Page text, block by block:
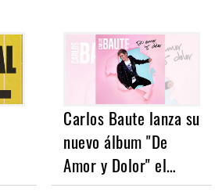
Carlos Baute lanza su
nuevo álbum "De
Amor y Dolor" el…